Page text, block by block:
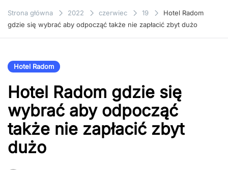
Strona główna 2022 czerwiec 19
Hotel Radom
gdzie się wybrać aby odpocząć także nie zapłacić zbyt dużo
Hotel Radom
Hotel Radom gdzie się
wybrać aby odpocząć
także nie zapłacić zbyt
dużo